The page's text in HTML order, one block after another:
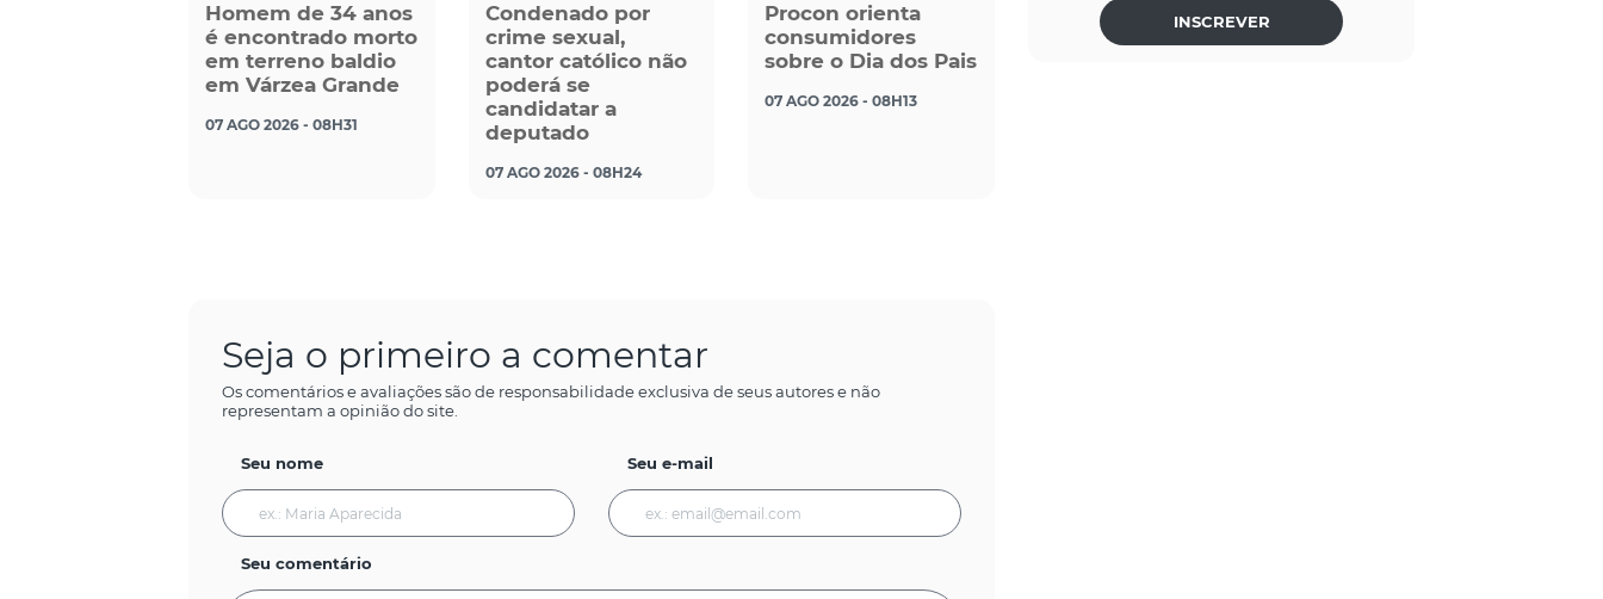
Homem de 34 anos
é encontrado morto
em terreno baldio
em Várzea Grande
07 AGO 2026 - 08H31
Condenado por
crime sexual,
cantor católico não
poderá se
candidatar a
deputado
07 AGO 2026 - 08H24
Procon orienta
consumidores
sobre o Dia dos Pais
07 AGO 2026 - 08H13
Seja o primeiro a comentar
Os comentários e avaliações são de responsabilidade exclusiva de seus autores e não
representam a opinião do site.
Seu nome Seu e-mail
Seu comentário
INSCREVER